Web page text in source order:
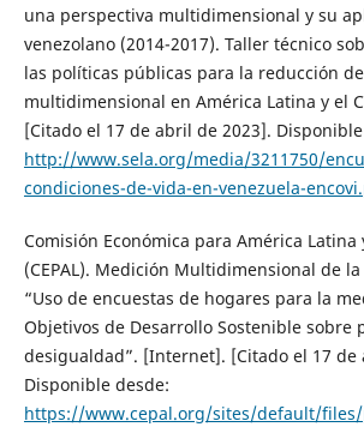
una perspectiva multidimensional y su
venezolano (2014-2017). Taller técnico
las políticas públicas para la reducción
multidimensional en América Latina y el
[Citado el 17 de abril de 2023].
http://www.sela.org/media/3211750/
condiciones-de-vida-en-venezuela-
Comisión Económica para América Latina
(CEPAL). Medición Multidimensional de
“Uso de encuestas de hogares para la
Objetivos de Desarrollo Sostenible sobre
desigualdad”. [Internet]. [Citado el 17 de
Disponible desde:
https://www.cepal.org/sites/default/